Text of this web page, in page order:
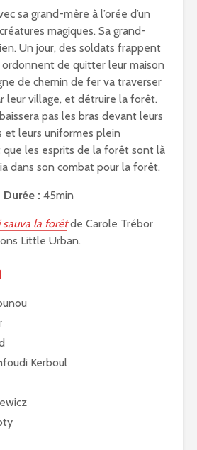
sa grand-mère à l’orée d’un
magiques. Sa grand-
Un jour, des soldats frappent
de quitter leur maison
de chemin de fer va traverser
leur village, et détruire la forêt.
pas les bras devant leurs
et leurs uniformes plein
que les esprits de la forêt sont là
dans son combat pour la forêt.
Durée : 45min
sauva la forêtde Carole Trébor
Little Urban.
Kerboul